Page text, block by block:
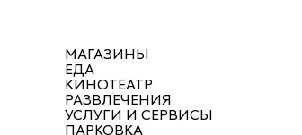
МАГАЗИНЫ
ЕДА
КИНОТЕАТР
РАЗВЛЕЧЕНИЯ
УСЛУГИ И СЕРВИСЫ
ПАРКОВКА